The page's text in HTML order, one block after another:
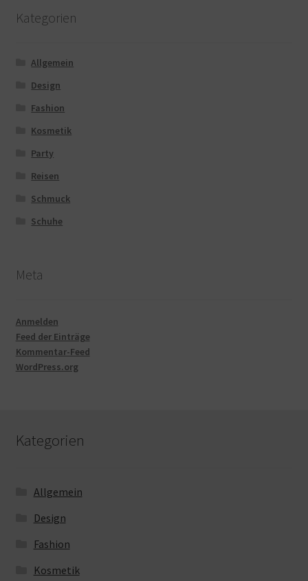
Kategorien
Allgemein
Design
Fashion
Kosmetik
Party
Reisen
Schmuck
Schuhe
Meta
Anmelden
Feed der Einträge
Kommentar-Feed
WordPress.org
Kategorien
Allgemein
Design
Fashion
Kosmetik